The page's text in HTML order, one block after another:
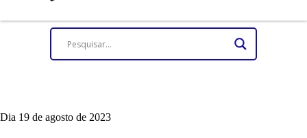
Dia 19 de agosto de 2023